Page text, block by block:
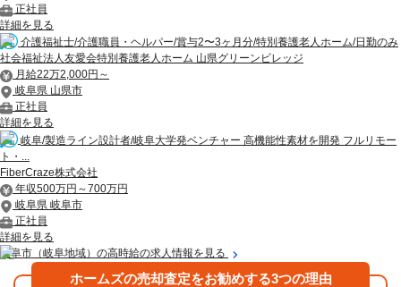
正社員
詳細を見る
介護福祉士/介護職員・ヘルパー/賞与2〜3ヶ月分/特別養護老人ホーム/日勤のみ
社会福祉法人友愛会特別養護老人ホーム 山県グリーンビレッジ
月給22万2,000円～
岐阜県 山県市
正社員
詳細を見る
岐阜/製造ライン設計者/岐阜大学発ベンチャー 高機能性素材を開発 フルリモー
ト・...
FiberCraze株式会社
年収500万円～700万円
岐阜県 岐阜市
正社員
詳細を見る
岐阜市（岐阜地域）の高時給の求人情報を見る
ホームズの売却査定をお勧めする3つの理由